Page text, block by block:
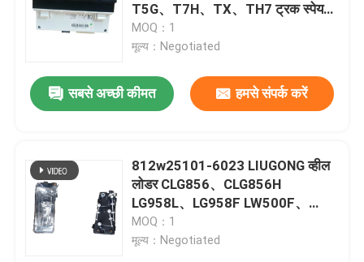
T5G、T7H、TX、TH7 ट्रक स्पेयर
पार्ट्स के लिए
MOQ：1
मूल्य：Negotiated
सबसे अच्छी कीमत हमसे संपर्क करें
812w25101-6023 LIUGONG व्हील
लोडर CLG856、CLG856H
LG958L、LG958F LW500F、
LW500K XG951、XG953
SEM658、SEM659 के लिए बाएं
MOQ：1
मूल्य：Negotiated